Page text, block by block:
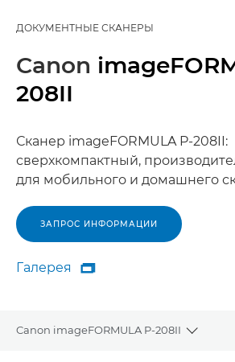
ДОКУМЕНТНЫЕ СКАНЕРЫ
Canon
208II
Сканер imageFORMULA P-208II:
сверхкомпактный,
для мобильного и домашнего
ЗАПРОС ИНФОРМАЦИИ
Галерея
Галерея

Canon imageFORMULA P-208II
Toggle